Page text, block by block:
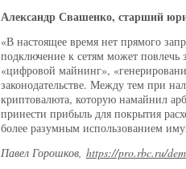
Александр Свашенко, старший
«В настоящее время нет прямого
подключение к сетям может повлечь
«цифровой майнинг»,
законодательстве. Между тем при
криптовалюта, которую намайнил
принести прибыль для покрытия
более разумным использованием
Павел Горошков, https://pro.rbc.ru/